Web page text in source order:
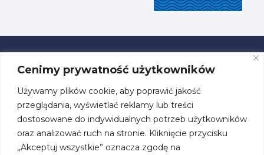
Cenimy prywatność użytkowników
Używamy plików cookie, aby poprawić jakość
przeglądania, wyświetlać reklamy lub treści
dostosowane do indywidualnych potrzeb użytkowników
oraz analizować ruch na stronie. Kliknięcie przycisku
„Akceptuj wszystkie” oznacza zgodę na
ul. Przestrzenna 19, 70-800 Szczecin
tel. +48 91 460 08 44